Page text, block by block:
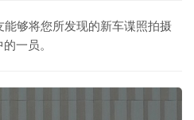
能够将您所发现的新车谍照拍摄
一员。